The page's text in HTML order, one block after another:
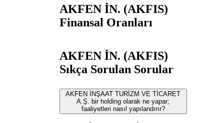
AKFEN İN. (AKFIS)
Finansal Oranları
AKFEN İN. (AKFIS)
Sıkça Sorulan Sorular
AKFEN İNŞAAT TURİZM VE TİCARET
A.Ş. bir holding olarak ne yapar;
faaliyetleri nasıl yapılandırır?